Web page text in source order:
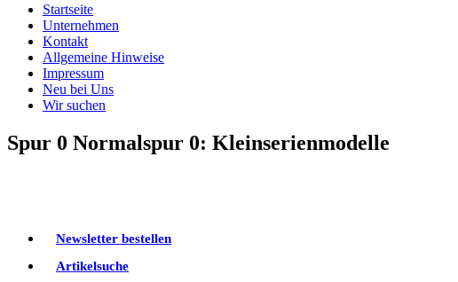
Startseite
Unternehmen
Kontakt
Allgemeine Hinweise
Impressum
Neu bei Uns
Wir suchen
Spur 0 Normalspur 0: Kleinserienmodelle
Newsletter bestellen
Artikelsuche